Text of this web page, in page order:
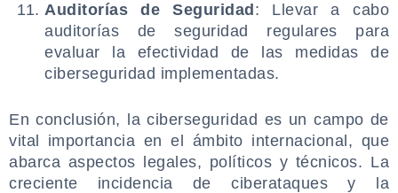
Auditorías de Seguridad : Llevar a cabo
auditorías de seguridad regulares para
evaluar la efectividad de las medidas de
ciberseguridad implementadas.
En conclusión, la ciberseguridad es un campo de
vital importancia en el ámbito internacional, que
abarca aspectos legales, políticos y técnicos. La
creciente incidencia de ciberataques y la